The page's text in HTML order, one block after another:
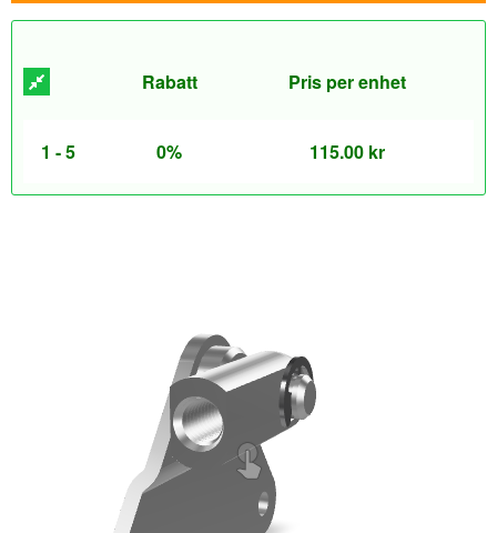
Rabatt Pris per enhet
1 - 5 0% 115.00 kr